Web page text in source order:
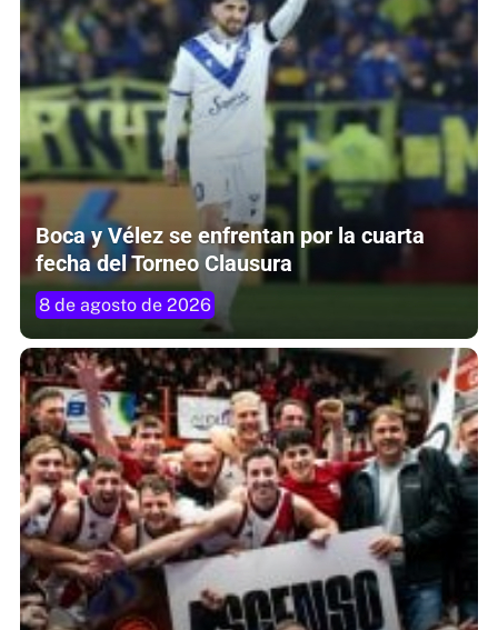
Boca y Vélez se enfrentan por la cuarta
fecha del Torneo Clausura
8 de agosto de 2026